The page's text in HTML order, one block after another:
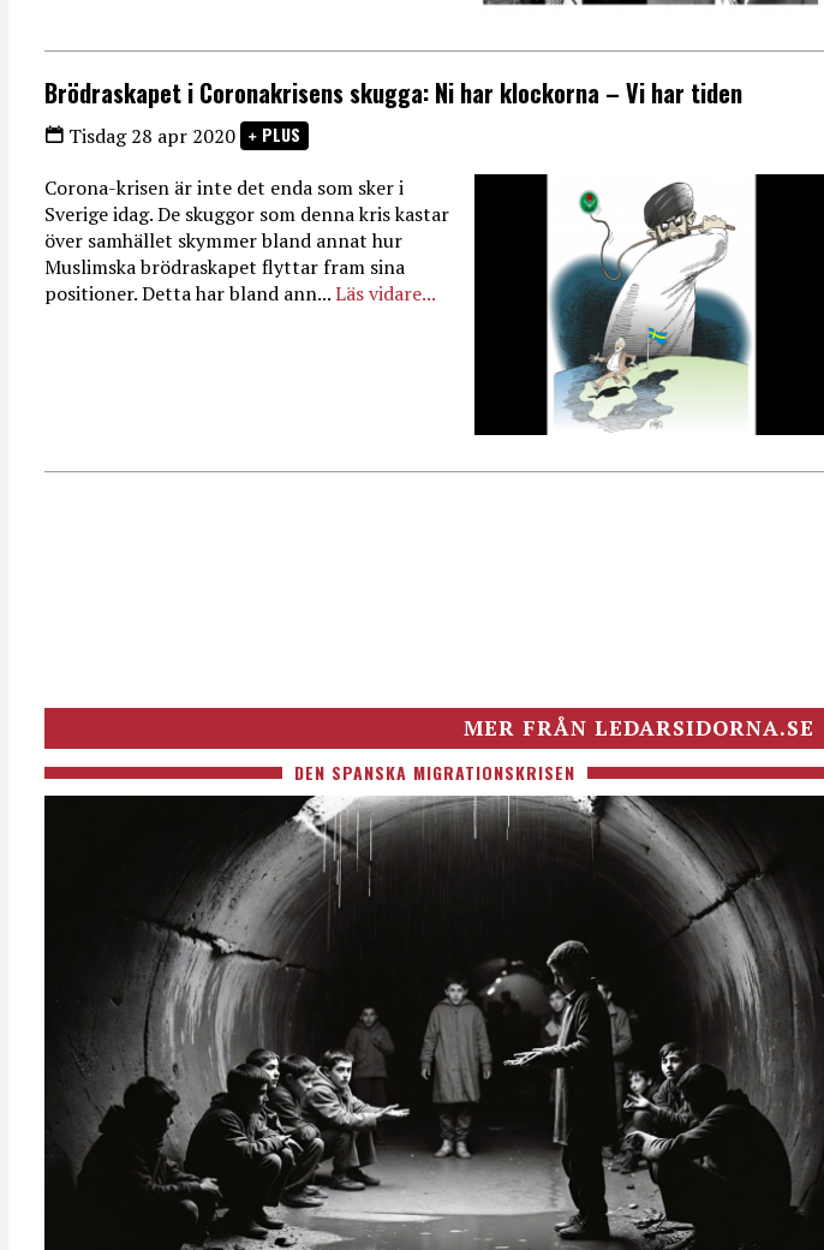
Brödraskapet i Coronakrisens skugga: Ni har klockorna – Vi har tiden
Tisdag 28 apr 2020 PLUS
Corona-krisen är inte det enda som sker i
Sverige idag. De skuggor som denna kris kastar
över samhället skymmer bland annat hur
Muslimska brödraskapet flyttar fram sina
positioner. Detta har bland ann...Läs vidare...
MER FRÅN LEDARSIDORNA.SE
DEN SPANSKA MIGRATIONSKRISEN